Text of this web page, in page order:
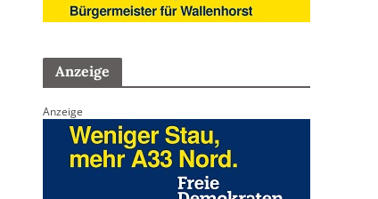
Anzeige
Anzeige